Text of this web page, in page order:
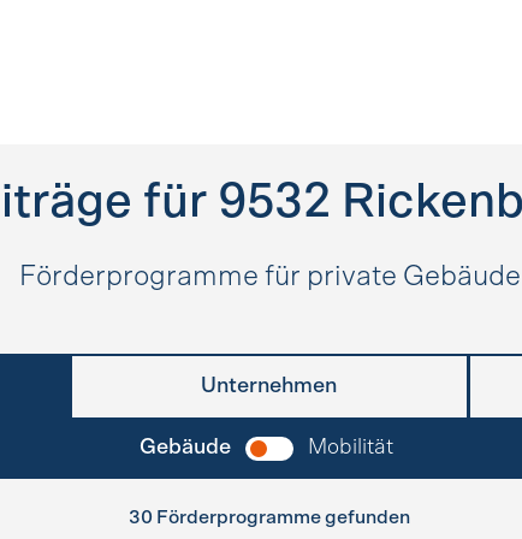
für 9532
Förderprogramme für private Gebäude
Unternehmen
Gebäude Mobilität
30 Förderprogramme gefunden